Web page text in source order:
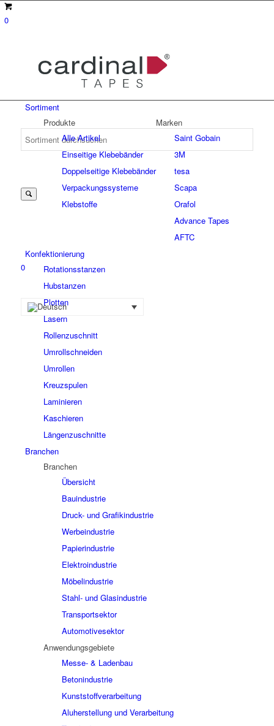
0
0
Sortiment
Produkte
Alle Artikel
Einseitige Klebebänder
Doppelseitige Klebebänder
Verpackungssysteme
Klebstoffe
Marken
Saint Gobain
3M
tesa
Scapa
Orafol
Advance Tapes
AFTC
Konfektionierung
Rotationsstanzen
Hubstanzen
Plotten
Lasern
Rollenzuschnitt
Umrollschneiden
Umrollen
Kreuzspulen
Laminieren
Kaschieren
Längenzuschnitte
Branchen
Branchen
Übersicht
Bauindustrie
Druck- und Grafikindustrie
Werbeindustrie
Papierindustrie
Elektroindustrie
Möbelindustrie
Stahl- und Glasindustrie
Transportsektor
Automotivesektor
Anwendungsgebiete
Messe- & Ladenbau
Betonindustrie
Kunststoffverarbeitung
Aluherstellung und Verarbeitung